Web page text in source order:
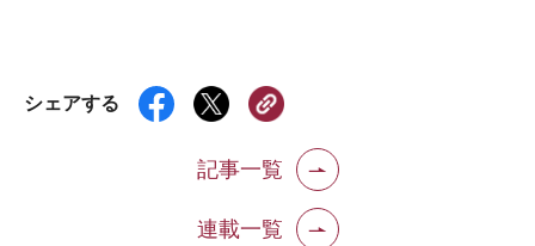
シェアする
記事一覧
連載一覧